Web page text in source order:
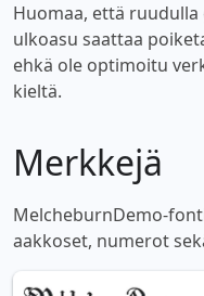
Huomaa, että
ulkoasu saattaa
ehkä ole optimoitu
kieltä.
Merkkejä
MelcheburnDemo-
aakkoset, numerot